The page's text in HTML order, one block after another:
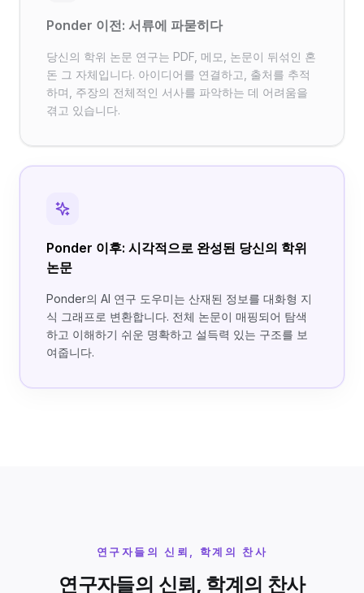
Ponder 이전: 서류에 파묻히다
당신의 학위 논문 연구는 PDF, 메모, 논문이 뒤섞인 혼
돈 그 자체입니다. 아이디어를 연결하고, 출처를 추적
하며, 주장의 전체적인 서사를 파악하는 데 어려움을
겪고 있습니다.
Ponder 이후: 시각적으로 완성된 당신의 학위
논문
Ponder의 AI 연구 도우미는 산재된 정보를 대화형 지
식 그래프로 변환합니다. 전체 논문이 매핑되어 탐색
하고 이해하기 쉬운 명확하고 설득력 있는 구조를 보
여줍니다.
연구자들의 신뢰, 학계의 찬사
연구자들의 신뢰, 학계의 찬사